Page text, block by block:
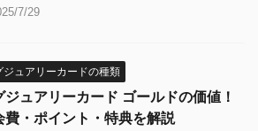
7/29
ジュアリーカードの種類
ジュアリーカード ゴールドの価値！
費・ポイント・特典を解説